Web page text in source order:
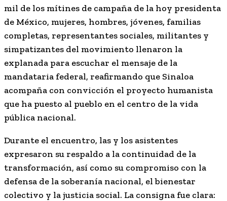
mil de los mítines de campaña de la hoy presidenta
de México, mujeres, hombres, jóvenes, familias
completas, representantes sociales, militantes y
simpatizantes del movimiento llenaron la
explanada para escuchar el mensaje de la
mandataria federal, reafirmando que Sinaloa
acompaña con convicción el proyecto humanista
que ha puesto al pueblo en el centro de la vida
pública nacional.
Durante el encuentro, las y los asistentes
expresaron su respaldo a la continuidad de la
transformación, así como su compromiso con la
defensa de la soberanía nacional, el bienestar
colectivo y la justicia social. La consigna fue clara: